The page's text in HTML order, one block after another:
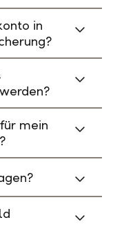
in
mein